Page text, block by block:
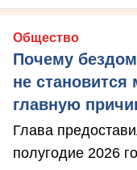
Общество
Почему
не
главную
Глава
полугодие 2026